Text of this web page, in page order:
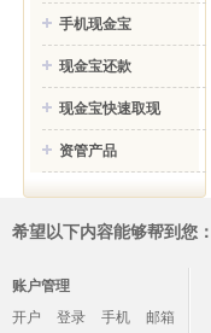
手机现金宝
现金宝还款
现金宝快速取现
资管产品
希望以下内容能够帮到您：
账户管理
开户
登录 手机
邮箱